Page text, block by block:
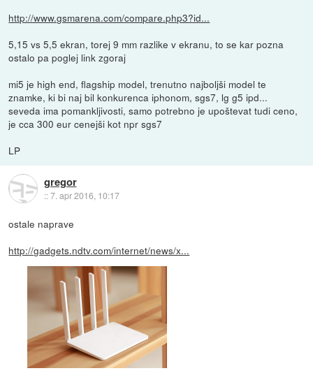
http://www.gsmarena.com/compare.php3?id...
5,15 vs 5,5 ekran, torej 9 mm razlike v ekranu, to se kar pozna
ostalo pa poglej link zgoraj
mi5 je high end, flagship model, trenutno najboljši model te
znamke, ki bi naj bil konkurenca iphonom, sgs7, lg g5 ipd...
seveda ima pomankljivosti, samo potrebno je upoštevat tudi ceno,
je cca 300 eur cenejši kot npr sgs7
LP
gregor
::7. apr 2016, 10:17
ostale naprave
http://gadgets.ndtv.com/internet/news/x...